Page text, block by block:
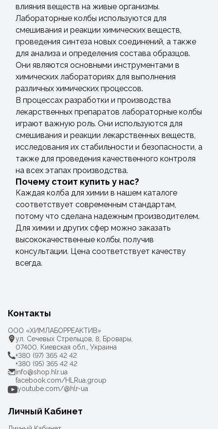
влияния веществ на живые организмы.
Лабораторные колбы используются для
смешивания и реакции химических веществ,
проведения синтеза новых соединений, а также
для анализа и определения состава образцов.
Они являются основными инструментами в
химических лабораториях для выполнения
различных химических процессов.
В процессах разработки и производства
лекарственных препаратов лабораторные колбы
играют важную роль. Они используются для
смешивания и реакции лекарственных веществ,
исследования их стабильности и безопасности, а
также для проведения качественного контроля
на всех этапах производства.
Почему стоит купить у нас?
Каждая колба для химии в нашем каталоге
соответствует современным стандартам,
потому что сделана надежным производителем.
Для химии и других сфер можно заказать
высококачественные колбы, получив
консультации. Цена соответствует качеству
всегда.
Контакты
ООО «ХИМЛАБОРРЕАКТИВ»
ул. Сечевых Стрельцов, 8, Бровары,
07400, Киевская обл., Украина
+380 (97) 365 42 42
+380 (95) 365 42 42
info@shop.hlr.ua
facebook.com/HLRua.group
youtube.com/@hlr-ua
Личный Кабинет